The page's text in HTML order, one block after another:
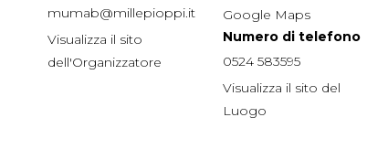
mumab@millepioppi.it
Visualizza il sito
dell'Organizzatore
Google Maps
Numero di telefono
0524 583595
Visualizza il sito del
Luogo